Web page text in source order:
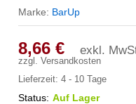
Marke: BarUp
8,66€ exkl.
zzgl.Versandkosten
Lieferzeit:4 - 10 Tage
Status: Auf Lager